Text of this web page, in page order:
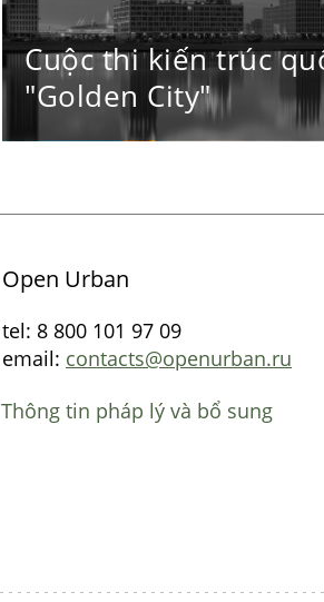
Cuộc thi kiến ​​trúc
"Golden City"
tel: 8 800 101 97 09
email: contacts@openurban.ru
Open Urban
Thông tin pháp lý và bổ sung